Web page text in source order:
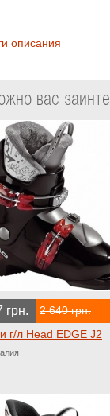
описания
вас
грн. 2 640 грн.
г/л Head EDGE J2